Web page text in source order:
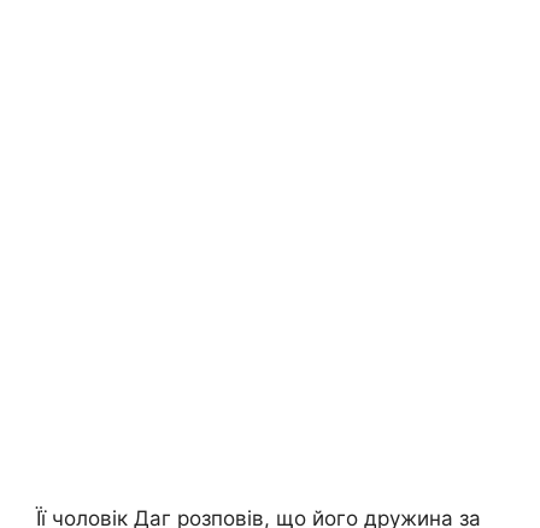
Її чоловік Даг розповів, що його дружина за